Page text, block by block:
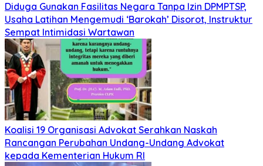
Diduga Gunakan Fasilitas Negara Tanpa Izin DPMPTSP,
Usaha Latihan Mengemudi ‘Barokah’ Disorot, Instruktur
Sempat Intimidasi Wartawan
Koalisi 19 Organisasi Advokat Serahkan Naskah
Rancangan Perubahan Undang-Undang Advokat
kepada Kementerian Hukum RI